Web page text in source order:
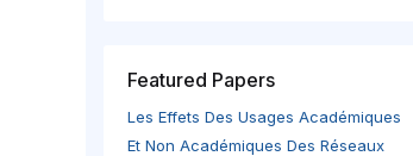
Featured Papers
Les Effets Des Usages Académiques
Et Non Académiques Des Réseaux